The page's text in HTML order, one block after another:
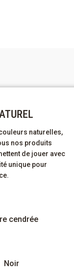
naturelles,
nos produits
de jouer avec
unique pour
.
cendrée
Noir